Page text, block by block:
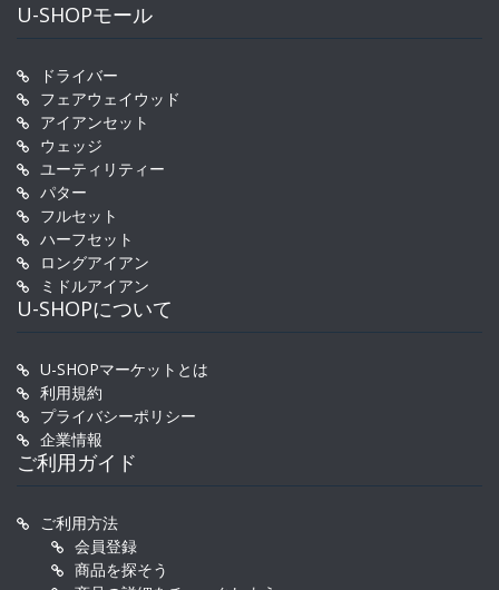
U-SHOPモール
ドライバー
フェアウェイウッド
アイアンセット
ウェッジ
ユーティリティー
パター
フルセット
ハーフセット
ロングアイアン
ミドルアイアン
U-SHOPについて
U-SHOPマーケットとは
利用規約
プライバシーポリシー
企業情報
ご利用ガイド
ご利用方法
会員登録
商品を探そう